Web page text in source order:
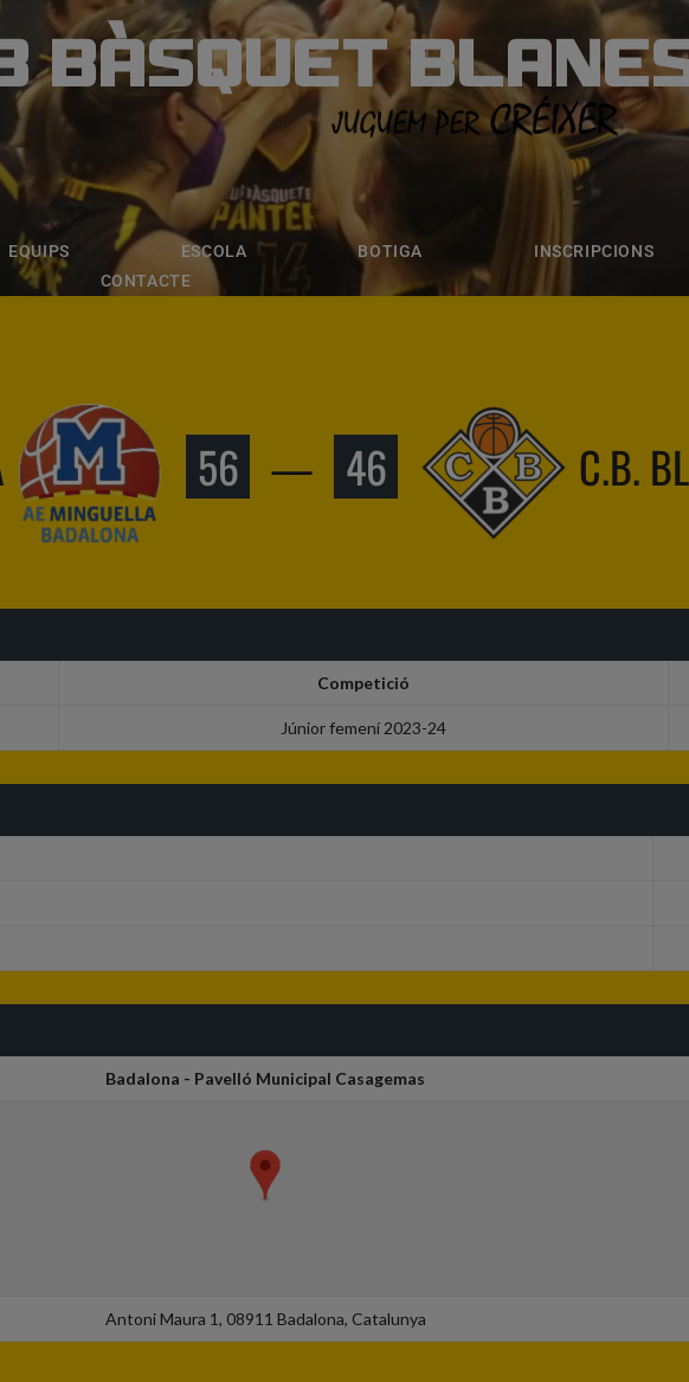
BÀSQUET
EQUIPS ESCOLA BOTIGA
INSCRIPCIONS
CONTACTE
BLANES
ESCOLA BOTIGA INSCRIPCIONS
56 — 46 C.B.
Competició
Júnior femení 2023-24
Badalona - Pavelló Municipal Casagemas
Antoni Maura 1, 08911 Badalona, Catalunya